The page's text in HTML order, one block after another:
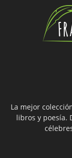
La mejor
libros y poesía.